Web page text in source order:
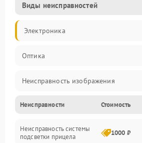
Виды неисправностей
Электроника
Оптика
Неисправность изображения
Механические повреждения
Неисправность фокусировки и оптики
Неисправности Стоимость
Неисправность системы
подсветки прицела
1000 ₽